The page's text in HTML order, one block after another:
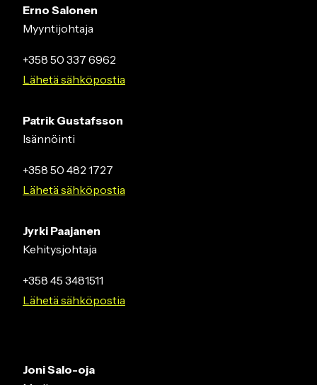
Erno Salonen
Myyntijohtaja
+358 50 337 6962
Lähetä sähköpostia
Patrik Gustafsson
Isännöinti
+358 50 482 1727
Lähetä sähköpostia
Jyrki Paajanen
Kehitysjohtaja
+358 45 3481511
Lähetä sähköpostia
Joni Salo-oja